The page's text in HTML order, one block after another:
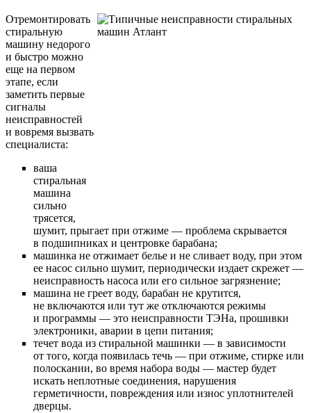
Отремонтировать
стиральную
машину недорого
и быстро можно
еще на первом
этапе, если
заметить первые
сигналы
неисправностей
и вовремя вызвать
специалиста:
ваша
стиральная
машина
сильно
трясется,
шумит, прыгает при отжиме — проблема скрывается
в подшипниках и центровке барабана;
машинка не отжимает белье и не сливает воду, при этом
ее насос сильно шумит, периодически издает скрежет —
неисправность насоса или его сильное загрязнение;
машина не греет воду, барабан не крутится,
не включаются или тут же отключаются режимы
и программы — это неисправности ТЭНа, прошивки
электроники, аварии в цепи питания;
течет вода из стиральной машинки — в зависимости
от того, когда появилась течь — при отжиме, стирке или
полоскании, во время набора воды — мастер будет
искать неплотные соединения, нарушения
герметичности, повреждения или износ уплотнителей
дверцы.